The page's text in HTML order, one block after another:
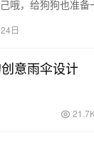
哦，给狗狗也准
日
意雨伞设计